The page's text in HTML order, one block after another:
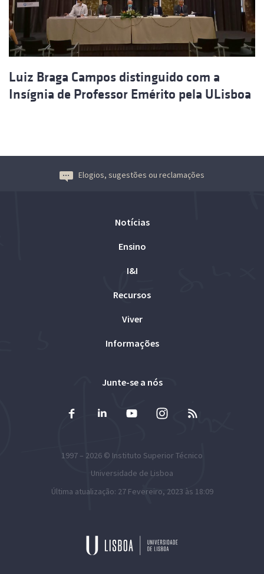
Luiz Braga Campos distinguido com a
Insígnia de Professor Emérito pela ULisboa
Elogios, sugestões ou reclamações
Notícias
Ensino
I&I
Recursos
Viver
Informações
Junte-se a nós
1997 – 2026 © Instituto Superior Técnico
Universidade de Lisboa
Última atualização: 27 Fevereiro, 2023 às 18:09